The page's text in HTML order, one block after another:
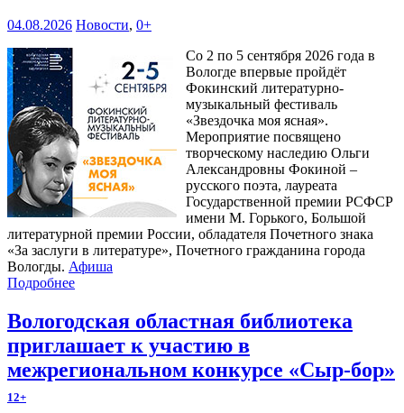
04.08.2026 Новости, 0+
Со 2 по 5 сентября 2026 года в
Вологде впервые пройдёт
Фокинский литературно-
музыкальный фестиваль
«Звездочка моя ясная».
Мероприятие посвящено
творческому наследию Ольги
Александровны Фокиной –
русского поэта, лауреата
Государственной премии РСФСР
имени М. Горького, Большой
литературной премии России, обладателя Почетного знака
«За заслуги в литературе», Почетного гражданина города
Вологды. Афиша
Подробнее
Вологодская областная библиотека
приглашает к участию в
межрегиональном конкурсе «Сыр-бор»
12+